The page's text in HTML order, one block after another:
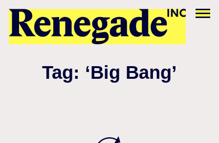
Tag: ‘Big Bang’